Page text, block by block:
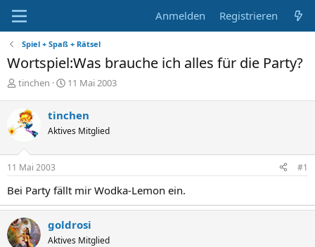
Anmelden Registrieren
Spiel + Spaß + Rätsel
Wortspiel:Was brauche ich alles für die Party?
E
t
e
l
e
tinchen
E
t
e
l
m
11 Mai 2003
tinchen
Aktives Mitglied
11 Mai 2003 #1
Bei Party fällt mir Wodka-Lemon ein.
goldrosi
Aktives Mitglied